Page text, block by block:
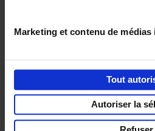
Marketing et contenu de médias
Tout
Autoriser la
Privacy & cookies
Part ofLannoo